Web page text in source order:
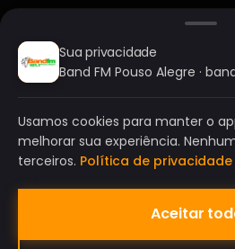
Sua privacidade
Band FM Pouso Alegre ·
Usamos cookies para manter o
melhorar sua experiência.
terceiros. Política de privacidade
Aceitar